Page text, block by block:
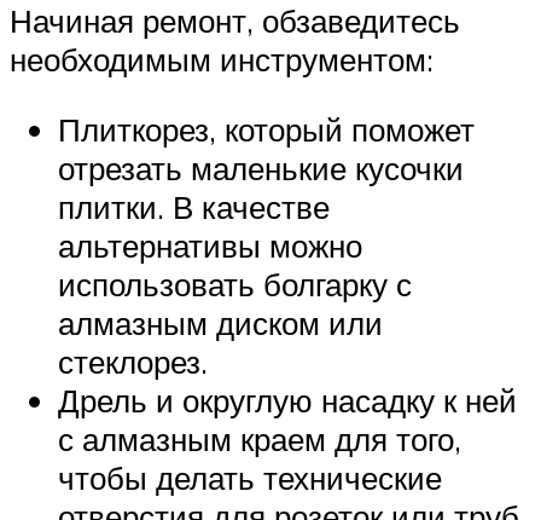
Начиная ремонт, обзаведитесь
необходимым инструментом:
Плиткорез, который поможет
отрезать маленькие кусочки
плитки. В качестве
альтернативы можно
использовать болгарку с
алмазным диском или
стеклорез.
Дрель и округлую насадку к ней
с алмазным краем для того,
чтобы делать технические